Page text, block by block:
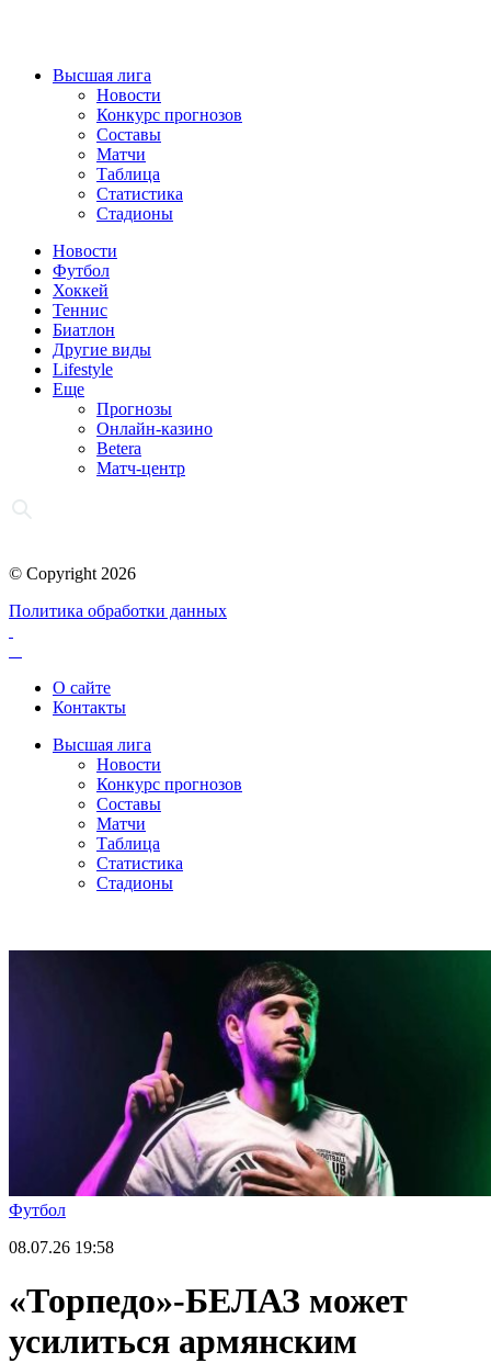
Высшая лига
Новости
Конкурс прогнозов
Составы
Матчи
Таблица
Статистика
Стадионы
Новости
Футбол
Хоккей
Теннис
Биатлон
Другие виды
Lifestyle
Еще
Прогнозы
Онлайн-казино
Betera
Матч-центр
© Copyright 2026
Политика обработки данных
О сайте
Контакты
Высшая лига
Новости
Конкурс прогнозов
Составы
Матчи
Таблица
Статистика
Стадионы
Футбол
08.07.26 19:58
«Торпедо»-БЕЛАЗ может
усилиться армянским